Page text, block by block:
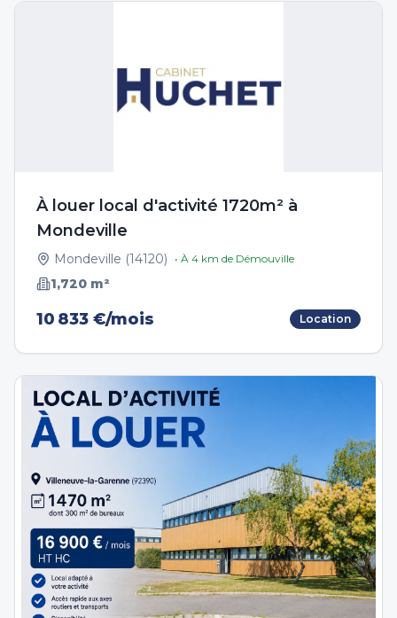
À louer local d'activité 1720m² à
Mondeville
Mondeville (14120) • À 4 km de Démouville
1,720 m²
10 833 €/mois Location